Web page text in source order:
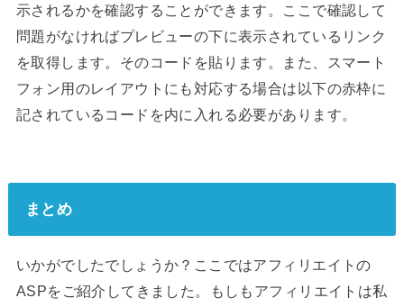
示されるかを確認することができます。ここで確認して
問題がなければプレビューの下に表示されているリンク
を取得します。そのコードを貼ります。また、スマート
フォン用のレイアウトにも対応する場合は以下の赤枠に
記されているコードを内に入れる必要があります。
まとめ
いかがでしたでしょうか？ここではアフィリエイトの
ASPをご紹介してきました。もしもアフィリエイトは私